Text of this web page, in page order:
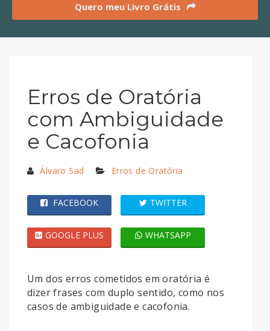
Quero meu Livro Grátis
Erros de Oratória
com Ambiguidade
e Cacofonia
Álvaro Sad Erros de Oratória
FACEBOOK TWITTER
GOOGLE PLUS WHATSAPP
Um dos erros cometidos em oratória é
dizer frases com duplo sentido, como nos
casos de ambiguidade e cacofonia.